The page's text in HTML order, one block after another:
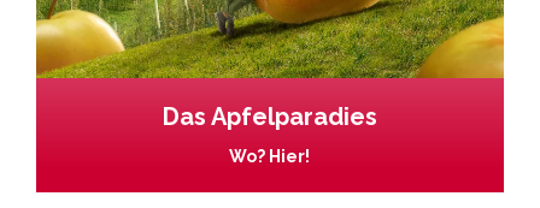
Das Apfelparadies
Wo? Hier!